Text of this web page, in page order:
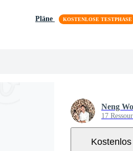
Pläne
Neng
17